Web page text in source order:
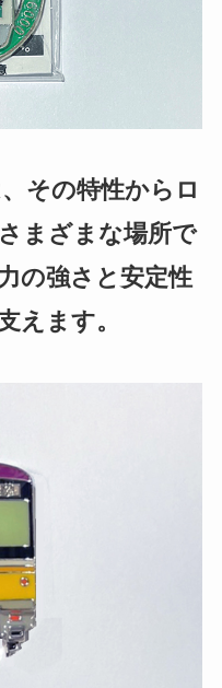
その特性からロ
まざまな場所で
の強さと安定性
えます。